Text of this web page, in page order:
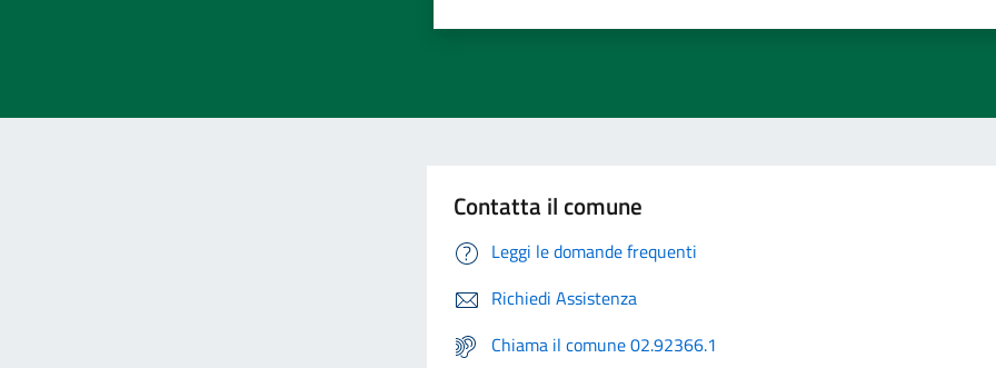
Contatta il comune
Leggi le domande frequenti
Richiedi Assistenza
Chiama il comune 02.92366.1